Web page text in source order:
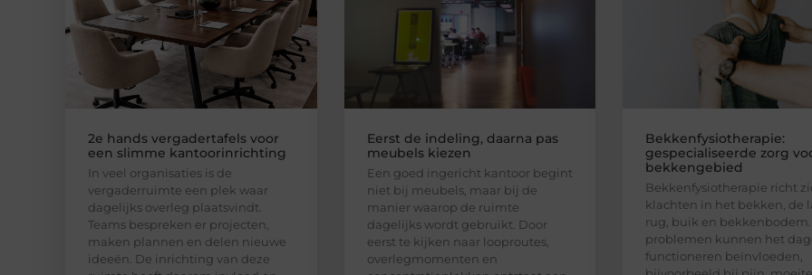
2e hands vergadertafels voor
een slimme kantoorinrichting
In veel organisaties is de
vergaderruimte een plek waar
dagelijks overleg plaatsvindt.
Teams bespreken er projecten,
maken plannen en delen nieuwe
ideeën. De inrichting van deze
Eerst de indeling, daarna pas
meubels kiezen
Een goed ingericht kantoor begint
niet bij meubels, maar bij de
manier waarop de ruimte
dagelijks wordt gebruikt. Door
eerst te kijken naar looproutes,
overlegmomenten en
Bekkenfysiotherapie:
gespecialiseerde zorg
bekkengebied
Bekkenfysiotherapie richt
klachten in het bekken, de
rug, buik en
problemen kunnen het
functioneren beïnvloeden,